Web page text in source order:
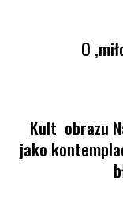
O
Kult obrazu
jako